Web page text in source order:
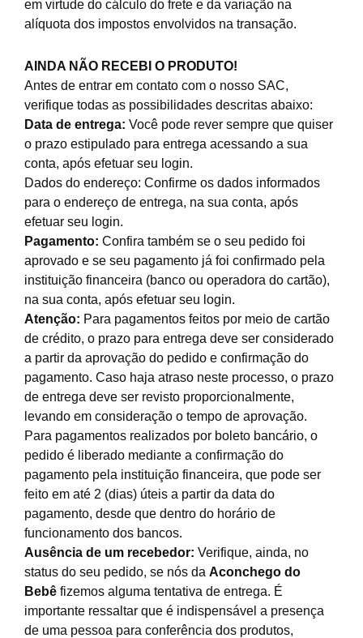
em virtude do cálculo do frete e da variação na
alíquota dos impostos envolvidos na transação.
AINDA NÃO RECEBI O PRODUTO!
Antes de entrar em contato com o nosso SAC,
verifique todas as possibilidades descritas abaixo:
Data de entrega: Você pode rever sempre que quiser
o prazo estipulado para entrega acessando a sua
conta, após efetuar seu login.
Dados do endereço: Confirme os dados informados
para o endereço de entrega, na sua conta, após
efetuar seu login.
Pagamento: Confira também se o seu pedido foi
aprovado e se seu pagamento já foi confirmado pela
instituição financeira (banco ou operadora do cartão),
na sua conta, após efetuar seu login.
Atenção: Para pagamentos feitos por meio de cartão
de crédito, o prazo para entrega deve ser considerado
a partir da aprovação do pedido e confirmação do
pagamento. Caso haja atraso neste processo, o prazo
de entrega deve ser revisto proporcionalmente,
levando em consideração o tempo de aprovação.
Para pagamentos realizados por boleto bancário, o
pedido é liberado mediante a confirmação do
pagamento pela instituição financeira, que pode ser
feito em até 2 (dias) úteis a partir da data do
pagamento, desde que dentro do horário de
funcionamento dos bancos.
Ausência de um recebedor: Verifique, ainda, no
status do seu pedido, se nós da Aconchego do
Bebê fizemos alguma tentativa de entrega. É
importante ressaltar que é indispensável a presença
de uma pessoa para conferência dos produtos,